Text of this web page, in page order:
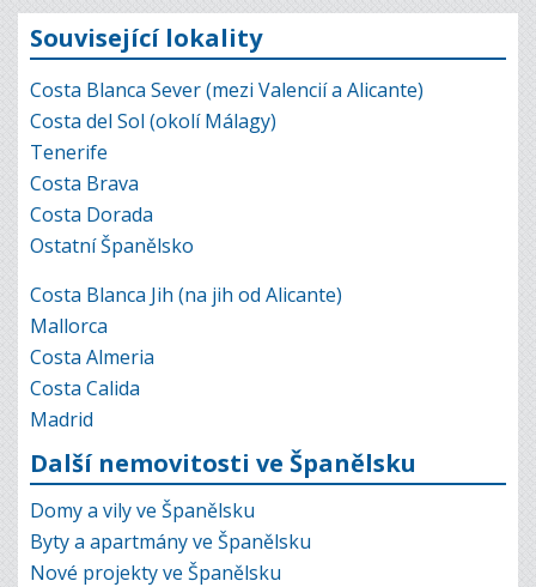
Související lokality
Costa Blanca Sever (mezi Valencií a Alicante)
Costa del Sol (okolí Málagy)
Tenerife
Costa Brava
Costa Dorada
Ostatní Španělsko
Costa Blanca Jih (na jih od Alicante)
Mallorca
Costa Almeria
Costa Calida
Madrid
Další nemovitosti ve Španělsku
Domy a vily ve Španělsku
Byty a apartmány ve Španělsku
Nové projekty ve Španělsku